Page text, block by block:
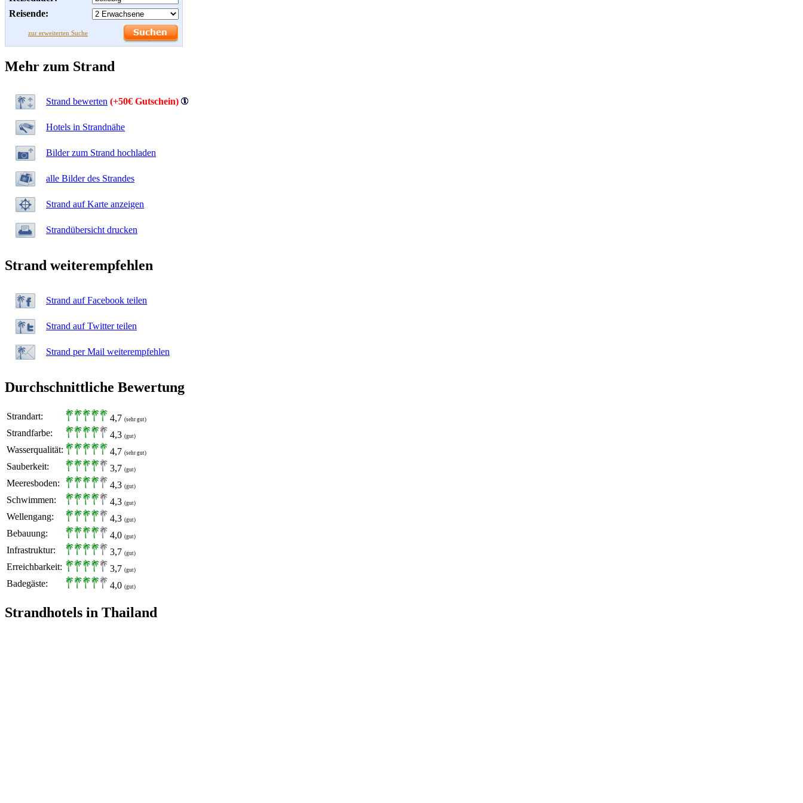
Reisende:
zur erweiterten Suche
Mehr zum Strand
Strand bewerten (+50€ Gutschein)
Hotels in Strandnähe
Bilder zum Strand hochladen
alle Bilder des Strandes
Strand auf Karte anzeigen
Strandübersicht drucken
Strand weiterempfehlen
Strand auf Facebook teilen
Strand auf Twitter teilen
Strand per Mail weiterempfehlen
Durchschnittliche Bewertung
Strandart: 4,7 (sehr gut)
Strandfarbe: 4,3 (gut)
Wasserqualität: 4,7 (sehr gut)
Sauberkeit: 3,7 (gut)
Meeresboden: 4,3 (gut)
Schwimmen: 4,3 (gut)
Wellengang: 4,3 (gut)
Bebauung: 4,0 (gut)
Infrastruktur: 3,7 (gut)
Erreichbarkeit: 3,7 (gut)
Badegäste: 4,0 (gut)
Strandhotels in Thailand